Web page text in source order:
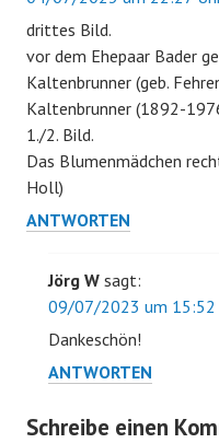
drittes Bild.
vor dem Ehepaar Bader
Kaltenbrunner (geb.
Kaltenbrunner (1892-
1./2. Bild.
Das Blumenmädchen
Holl)
ANTWORTEN
Jörg W sagt:
09/07/2023 um 15:52
Dankeschön!
ANTWORTEN
Schreibe einen